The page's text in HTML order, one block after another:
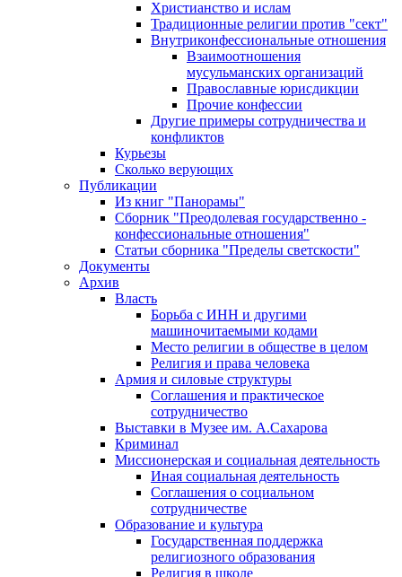
Христианство и ислам
Традиционные религии против "сект"
Внутриконфессиональные отношения
Взаимоотношения
мусульманских организаций
Православные юрисдикции
Прочие конфессии
Другие примеры сотрудничества и
конфликтов
Курьезы
Сколько верующих
Публикации
Из книг "Панорамы"
Сборник "Преодолевая государственно -
конфессиональные отношения"
Статьи сборника "Пределы светскости"
Документы
Архив
Власть
Борьба с ИНН и другими
машиночитаемыми кодами
Место религии в обществе в целом
Религия и права человека
Армия и силовые структуры
Соглашения и практическое
сотрудничество
Выставки в Музее им. А.Сахарова
Криминал
Миссионерская и социальная деятельность
Иная социальная деятельность
Соглашения о социальном
сотрудничестве
Образование и культура
Государственная поддержка
религиозного образования
Религия в школе